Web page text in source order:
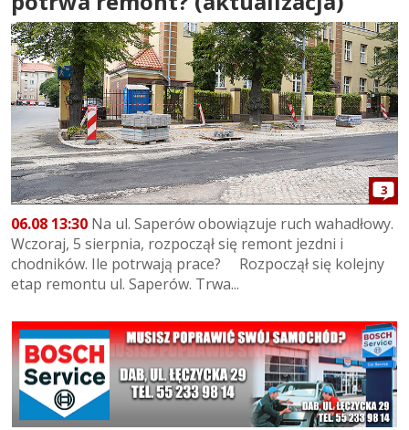
3
06.08 13:30 Na ul. Saperów obowiązuje ruch wahadłowy.
Wczoraj, 5 sierpnia, rozpoczął się remont jezdni i
chodników. Ile potrwają prace? Rozpoczął się kolejny
etap remontu ul. Saperów. Trwa...